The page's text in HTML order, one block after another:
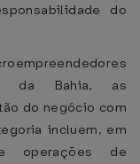
do
da Bahia, as
do negócio com
incluem, em
operações de